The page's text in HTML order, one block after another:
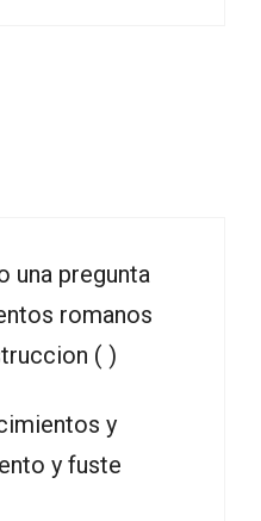
una pregunta
romanos
( )
y
y fuste